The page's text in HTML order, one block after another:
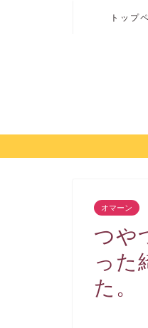
トップ
オマーン
つや
った
た。